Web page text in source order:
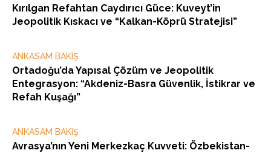
Kırılgan Refahtan Caydırıcı Güce: Kuveyt’in
Jeopolitik Kıskacı ve “Kalkan-Köprü Stratejisi”
ANKASAM BAKIŞ
Ortadoğu’da Yapısal Çözüm ve Jeopolitik
Entegrasyon: “Akdeniz-Basra Güvenlik, İstikrar ve
Refah Kuşağı”
ANKASAM BAKIŞ
Avrasya’nın Yeni Merkezkaç Kuvveti: Özbekistan-